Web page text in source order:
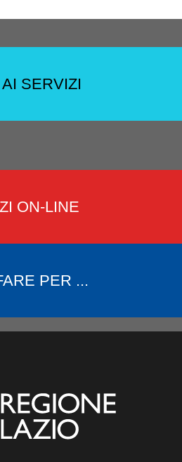
SERVIZI
ON-LINE
PER ...